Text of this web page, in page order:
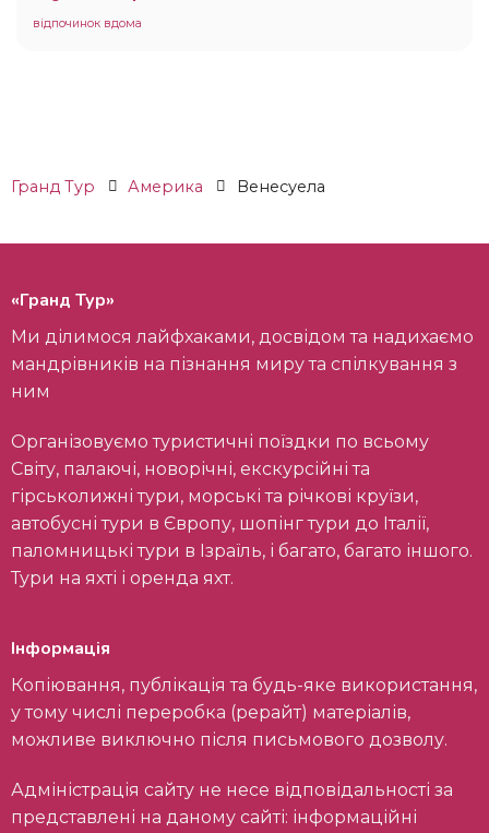
відпочинок вдома
Гранд Тур Америка Венесуела
«Гранд Тур»
Ми ділимося лайфхаками, досвідом та надихаємо
мандрівників на пізнання миру та спілкування з
ним
Організовуємо туристичні поїздки по всьому
Світу, палаючі, новорічні, екскурсійні та
гірськолижні тури, морські та річкові круїзи,
автобусні тури в Європу, шопінг тури до Італії,
паломницькі тури в Ізраїль, і багато, багато іншого.
Тури на яхті і оренда яхт.
Інформація
Копіювання, публікація та будь-яке використання,
у тому числі переробка (рерайт) матеріалів,
можливе виключно після письмового дозволу.
Адміністрація сайту не несе відповідальності за
представлені на даному сайті: інформаційні